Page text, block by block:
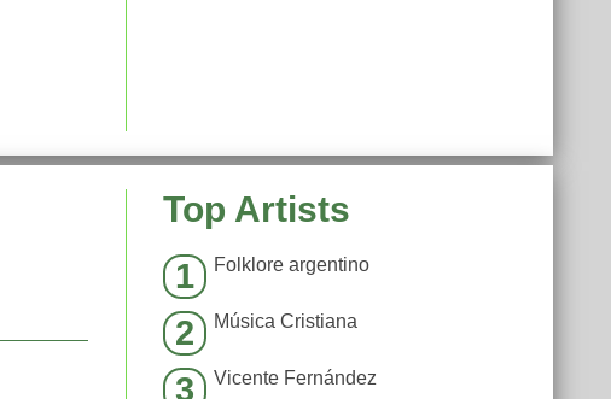
Top Artists
1 Folklore argentino
2 Música Cristiana
3 Vicente Fernández